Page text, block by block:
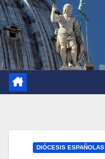
DIÓCESIS ESPAÑOLAS